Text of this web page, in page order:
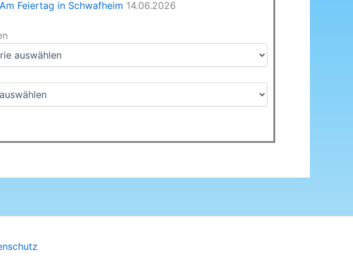
Am Feiertag in Schwafheim 14.06.2026